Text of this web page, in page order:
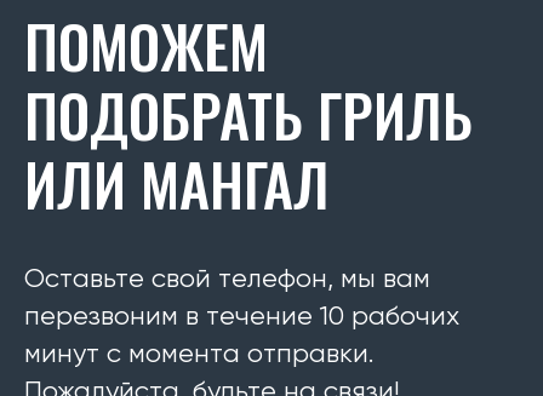
ПОМОЖЕМ
ПОДОБРАТЬ ГРИЛЬ
ИЛИ МАНГАЛ
Оставьте свой телефон, мы вам
перезвоним в течение 10 рабочих
минут с момента отправки.